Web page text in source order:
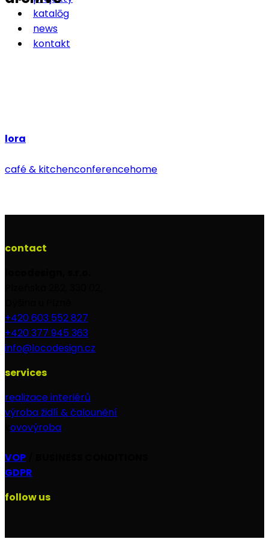
katalōg
news
kontakt
lora
café & kitchenconferencehome
contact
+420 603 552 827
+420 377 945 363
info@locodesign.cz
services
realizace interiérů
výroba židlí & čalounění
ovovýroba
VOP
GDPR
follow us